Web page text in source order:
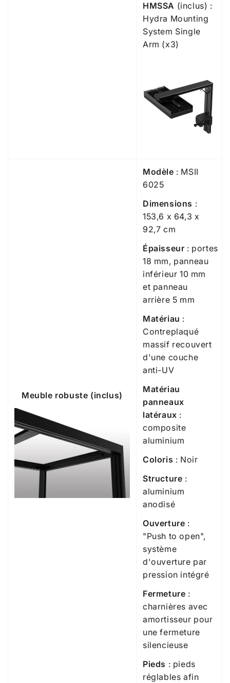
HMSSA (inclus) :
Hydra Mounting
System Single
Arm (x3)
Meuble robuste (inclus)
Modèle : MSII
6025
Dimensions :
153,6 x 64,3 x
92,7 cm
Épaisseur : portes
18 mm, panneau
inférieur 10 mm
et panneau
arrière 5 mm
Matériau :
Contreplaqué
massif recouvert
d'une couche
anti-UV
Matériau
panneaux
latéraux :
composite
aluminium
Coloris : Noir
Structure :
aluminium
anodisé
Ouverture :
"Push to open",
système
d'ouverture par
pression intégré
Fermeture :
charnières avec
amortisseur pour
une fermeture
silencieuse
Pieds : pieds
réglables afin